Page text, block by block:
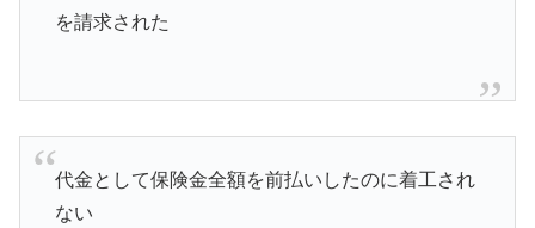
を請求された
代金として保険金全額を前払いしたのに着工され
ない